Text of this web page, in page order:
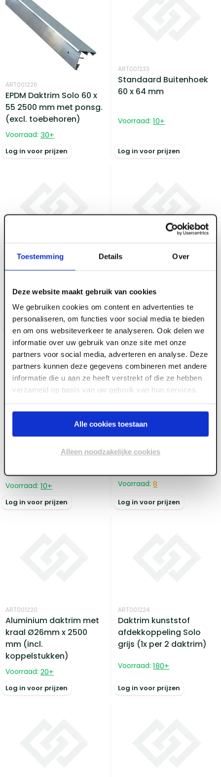
Toestemming Details Over
Deze website maakt gebruik van cookies
We gebruiken cookies om content en advertenties te
personaliseren, om functies voor social media te bieden
en om ons websiteverkeer te analyseren. Ook delen we
informatie over uw gebruik van onze site met onze
partners voor social media, adverteren en analyse. Deze
partners kunnen deze gegevens combineren met andere
informatie die u aan ze heeft verstrekt of die ze hebben
verzameld op basis van uw gebruik van hun services.
Alle cookies toestaan
Alleen noodzakelijke cookies
ART001226
EPDM Daktrim Solo 60 x
55 2500 mm met ponsg.
(excl. toebehoren)
Voorraad: 30+
Log in voor prijzen
ART001233
Standaard Buitenhoek
60 x 64 mm
Voorraad: 10+
Log in voor prijzen
ART001223
Daktrim koppelplaat
per 2 daktrim)
Voorraad: 10+
Log in voor prijzen
ART001330
(250 st/zk)
Voorraad: 20+
EPDM Solotrim
Voorraad: 10+
Log in voor prijzen
recht buitenhoek 35 x
Voorraad: 8
Log in voor prijzen
ART001220
Aluminium daktrim met
kraal Ø26mm x 2500
mm (incl.
koppelstukken)
Voorraad: 20+
Log in voor prijzen
ART001224
Daktrim kunststof
afdekkoppeling Solo
grijs (1x per 2 daktrim)
Voorraad: 180+
Log in voor prijzen